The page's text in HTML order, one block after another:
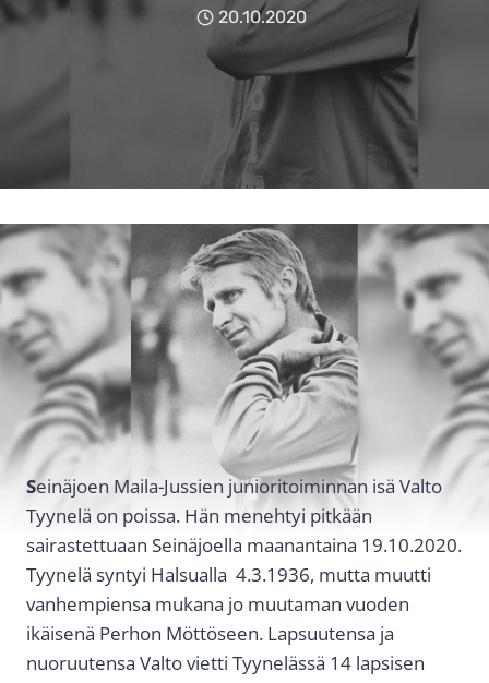
20.10.2020
Seinäjoen Maila-Jussien junioritoiminnan isä Valto
Tyynelä on poissa. Hän menehtyi pitkään
sairastettuaan Seinäjoella maanantaina 19.10.2020.
Tyynelä syntyi Halsualla 4.3.1936, mutta muutti
vanhempiensa mukana jo muutaman vuoden
ikäisenä Perhon Möttöseen. Lapsuutensa ja
nuoruutensa Valto vietti Tyynelässä 14 lapsisen